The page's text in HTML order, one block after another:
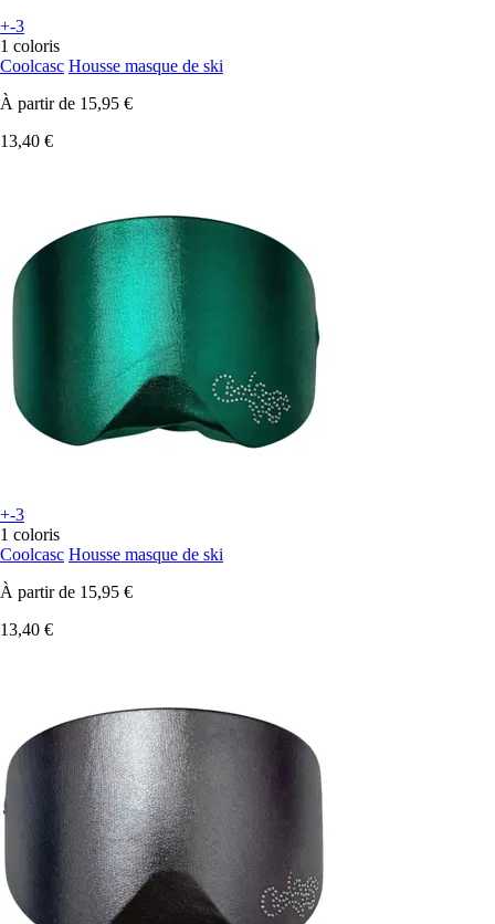
+-3
1 coloris
Coolcasc Housse masque de ski
À partir de 15,95 €
13,40 €
+-3
1 coloris
Coolcasc Housse masque de ski
À partir de 15,95 €
13,40 €